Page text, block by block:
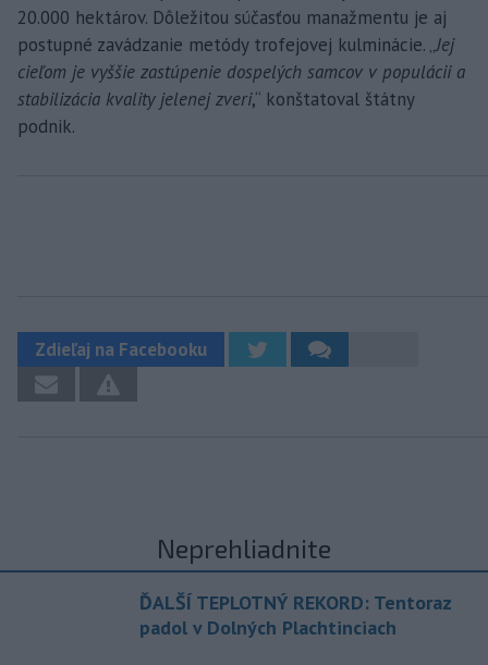
20.000 hektárov. Dôležitou súčasťou manažmentu je aj
postupné zavádzanie metódy trofejovej kulminácie. „Jej
cieľom je vyššie zastúpenie dospelých samcov v populácii a
stabilizácia kvality jelenej zveri,“ konštatoval štátny
podnik.
Zdieľaj na Facebooku
Neprehliadnite
ĎALŠÍ TEPLOTNÝ REKORD: Tentoraz
padol v Dolných Plachtinciach